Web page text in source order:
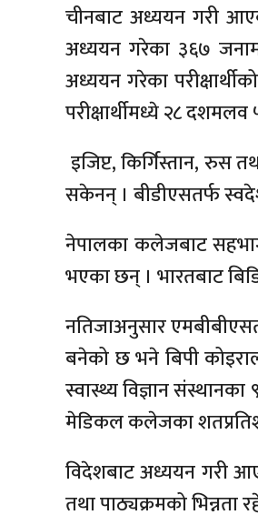
चीनबाट अध्ययन गरी
अध्ययन गरेका ३६७
अध्ययन गरेका
परीक्षार्थीमध्ये २८
इजिप्ट, किर्गिस्तान, रुस
सकेनन् । बीडीएसतर्फ
नेपालका कलेजबाट
भएका छन् । भारतबाट
नतिजाअनुसार
बनेको छ भने बिपी
स्वास्थ्य विज्ञान
मेडिकल कलेजका
विदेशबाट अध्ययन गरी
तथा पाठ्यक्रमको भिन्नता